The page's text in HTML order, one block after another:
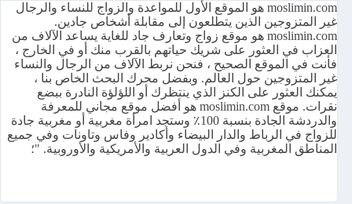
moslimin.com هو الموقع الأول للمواعدة والزواج للنساء والرجال
غير المتزوجين الذين يتطلعون إلى مقابلة أشخاص جادين.
moslimin.com هو موقع زواج وتعارف جاد للغاية يساعد الآلاف من
العزاب في العثور على شريك حياتهم بالقرب منك أو في الخارج ،
فأنت في الموقع الصحيح ، فنحن نربط الآلاف من الرجال والنساء
غير المتزوجين حول العالم. وبفضل محرك البحث الخاص بنا ،
يمكنك العثور على الكنز الذي ينتظرك أو اللؤلؤة النادرة ببضع
نقرات. موقع moslimin.com هو أفضل موقع مجاني للمعرفة
والدردشة الجادة بنسبة 100٪ وستجد امرأة مغربية أو مغربية جادة
للزواج في الرباط والدار البيضاء وأكادير وفاس وتاونات وفي جميع
المناطق المغربية وفي الدول العربية والأمريكية والأوروبية. "؛